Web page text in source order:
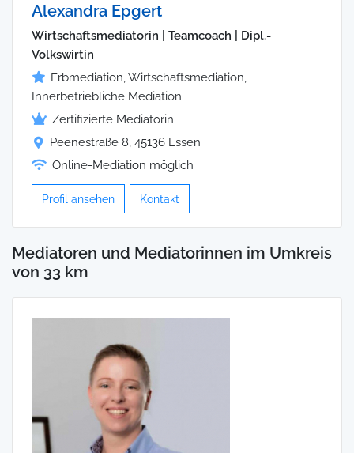
Alexandra Epgert
Wirtschaftsmediatorin | Teamcoach | Dipl.-
Volkswirtin
Erbmediation, Wirtschaftsmediation,
Innerbetriebliche Mediation
Zertifizierte Mediatorin
Peenestraße 8, 45136 Essen
Online-Mediation möglich
Profil ansehen Kontakt
Mediatoren und Mediatorinnen im Umkreis
von 33 km